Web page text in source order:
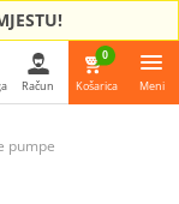
MJESTU!
Račun
0
Košarica Meni
pumpe